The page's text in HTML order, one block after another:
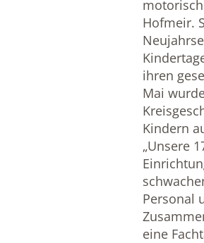
Hofmeir.
ihren
Mai
Kindern
„Unsere
Personal
eine